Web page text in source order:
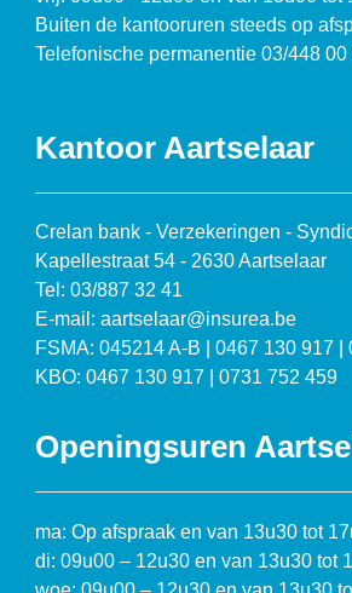
Buiten de kantooruren steeds op
Telefonische permanentie 03/448 00
Kantoor Aartselaar
Crelan bank - Verzekeringen -
Kapellestraat 54 - 2630 Aartselaar
Tel: 03/887 32 41
E-mail: aartselaar@insurea.be
FSMA: 045214 A-B | 0467 130 917 |
KBO: 0467 130 917 | 0731 752 459
Openingsuren
ma: Op afspraak en van 13u30 tot
di: 09u00 – 12u30 en van 13u30 tot